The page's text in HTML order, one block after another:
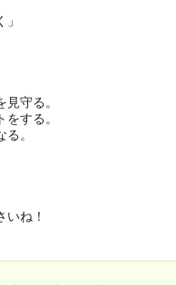
守る。
する。
。
ね！